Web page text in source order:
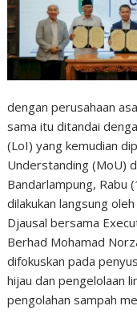
dengan perusahaan
sama itu ditandai
(LoI) yang kemudian
Understanding (MoU)
Bandarlampung, Rabu
dilakukan langsung
Djausal bersama
Berhad Mohamad
difokuskan pada
hijau dan pengelolaan
pengolahan sampah